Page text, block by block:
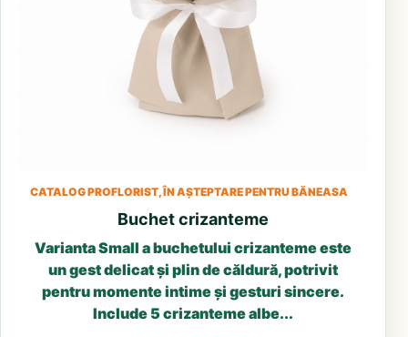
CATALOG PROFLORIST, ÎN AȘTEPTARE PENTRU BĂNEASA
Buchet crizanteme
Varianta Small a buchetului crizanteme este
un gest delicat și plin de căldură, potrivit
pentru momente intime și gesturi sincere.
Include 5 crizanteme albe...